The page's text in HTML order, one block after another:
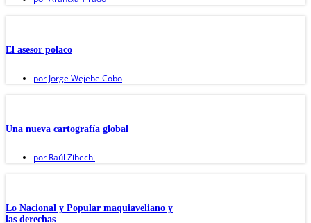
El asesor polaco
por Jorge Wejebe Cobo
Una nueva cartografía global
por Raúl Zibechi
Lo Nacional y Popular maquiaveliano y
las derechas